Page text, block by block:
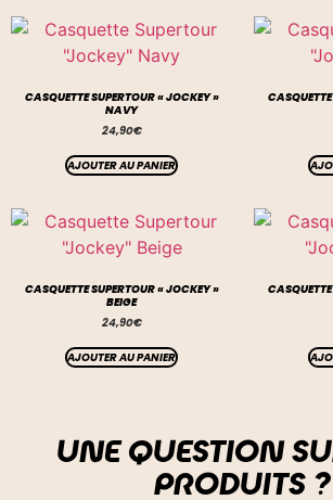
CASQUETTE SUPERTOUR « JOCKEY »
NAVY
24,90€
AJOUTER AU PANIER
CASQUETTE SUPERTOUR « JOCKEY »
BEIGE
24,90€
AJOUTER AU PANIER
UNE QUESTION
PRODUITS ?